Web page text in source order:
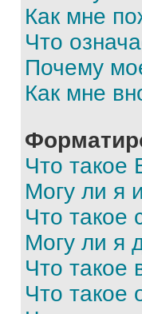
Как мне
Что
Почему
Как мне
Что такое
Могу ли я
Что такое
Могу ли я
Что такое
Что такое